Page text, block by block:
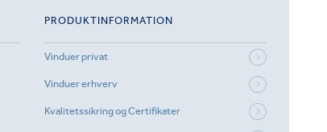
PRODUKTINFORMATION
Vinduer privat
Vinduer erhverv
Kvalitetssikring og Certifikater